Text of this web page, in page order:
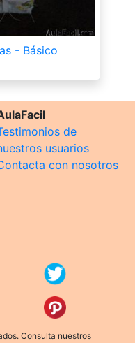
- Básico
de
usuarios
con nosotros
Consulta nuestros